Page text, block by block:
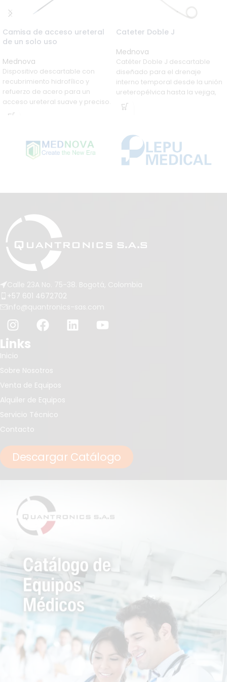
Camisa de acceso ureteral
de un solo uso
Mednova
Dispositivo descartable con
recubrimiento hidrofílico y
refuerzo de acero para un
acceso ureteral suave y preciso.
Punta cónica ajustable y
endoscopios en
procedimientos urológicos.
Cateter Doble J
Mednova
Catéter Doble J descartable
diseñado para el drenaje
interno temporal desde la unión
ureteropélvica hasta la vejiga,
con gran luz interna, flujo suave y
máxima biocompatibilidad.
Calle 23A No. 75-38. Bogotá, Colombia
+57 601 4672702
info@quantronics-sas.com
Links
Inicio
Sobre Nosotros
Venta de Equipos
Alquiler de Equipos
Servicio Técnico
Contacto
Descargar Catálogo